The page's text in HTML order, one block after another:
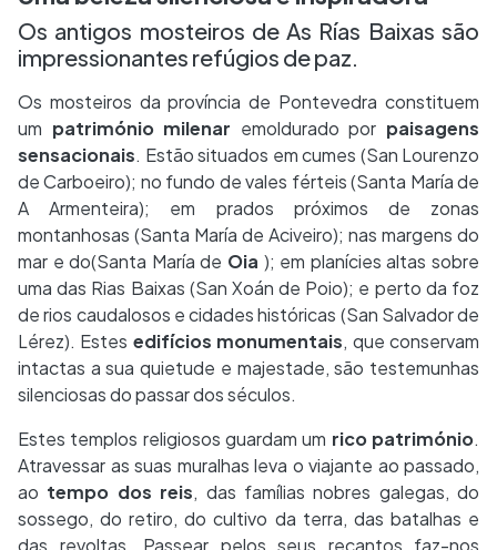
Os antigos mosteiros de As Rías Baixas são
impressionantes refúgios de paz.
Os mosteiros da província de Pontevedra constituem
um património milenar emoldurado por paisagens
sensacionais. Estão situados em cumes (San Lourenzo
de Carboeiro); no fundo de vales férteis (Santa María de
A Armenteira); em prados próximos de zonas
montanhosas (Santa María de Aciveiro); nas margens do
mar e do(Santa María de Oia ); em planícies altas sobre
uma das Rias Baixas (San Xoán de Poio); e perto da foz
de rios caudalosos e cidades históricas (San Salvador de
Lérez). Estes edifícios monumentais, que conservam
intactas a sua quietude e majestade, são testemunhas
silenciosas do passar dos séculos.
Estes templos religiosos guardam um rico património.
Atravessar as suas muralhas leva o viajante ao passado,
ao tempo dos reis, das famílias nobres galegas, do
sossego, do retiro, do cultivo da terra, das batalhas e
das revoltas. Passear pelos seus recantos faz-nos